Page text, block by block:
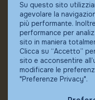
© Fundstore
Collocatore autorizzato:
Banca Ifigest SpA
P.Iva: 04337180485
Su questo sito
agevolare la
più performante.
performance per
sito in maniera
Clicca su “Accetto”
sito e acconsentire
modificare le
"Preferenze Privacy".